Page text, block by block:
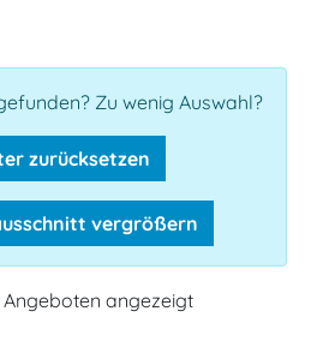
Zu wenig Auswahl?
zurücksetzen
vergrößern
Angeboten angezeigt